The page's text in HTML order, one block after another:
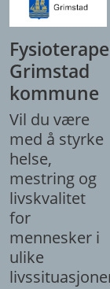
Grimstad
kommune
Vil du være
med å styrke
helse,
mestring og
livskvalitet
for
mennesker i
ulike